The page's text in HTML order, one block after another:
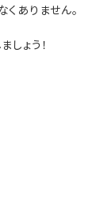
ありません。
ょう！